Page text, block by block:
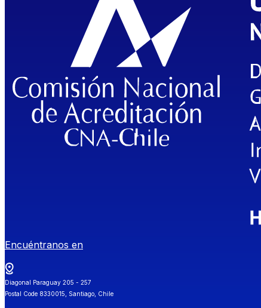
Encuéntranos en
Diagonal Paraguay 205 - 257
Postal Code 8330015, Santiago, Chile